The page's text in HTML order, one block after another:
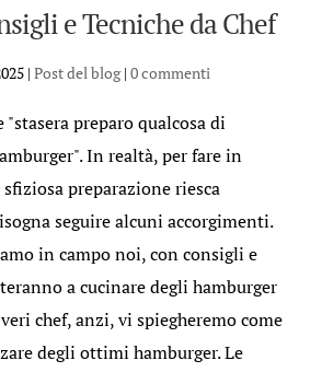
e Tecniche da Chef
| Post del blog| 0 commenti
"stasera preparo qualcosa di
In realtà, per fare in
preparazione riesca
seguire alcuni accorgimenti.
in campo noi, con consigli e
a cucinare degli hamburger
chef, anzi, vi spiegheremo come
degli ottimi hamburger. Le